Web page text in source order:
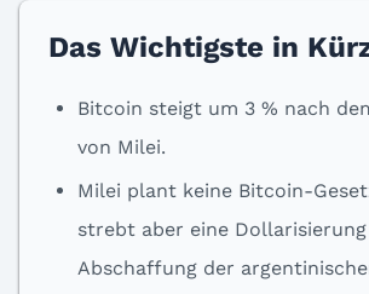
Das Wichtigste in
Bitcoin steigt um 3 % nach
von Milei.
Milei plant keine Bitcoin-
strebt aber eine
Abschaffung der